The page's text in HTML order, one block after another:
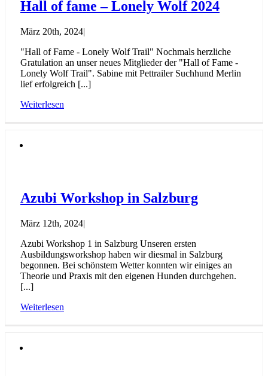
Hall of fame – Lonely Wolf 2024
März 20th, 2024|
"Hall of Fame - Lonely Wolf Trail" Nochmals herzliche
Gratulation an unser neues Mitglieder der "Hall of Fame -
Lonely Wolf Trail". Sabine mit Pettrailer Suchhund Merlin
lief erfolgreich [...]
Weiterlesen
Azubi Workshop in Salzburg
März 12th, 2024|
Azubi Workshop 1 in Salzburg Unseren ersten
Ausbildungsworkshop haben wir diesmal in Salzburg
begonnen. Bei schönstem Wetter konnten wir einiges an
Theorie und Praxis mit den eigenen Hunden durchgehen.
[...]
Weiterlesen